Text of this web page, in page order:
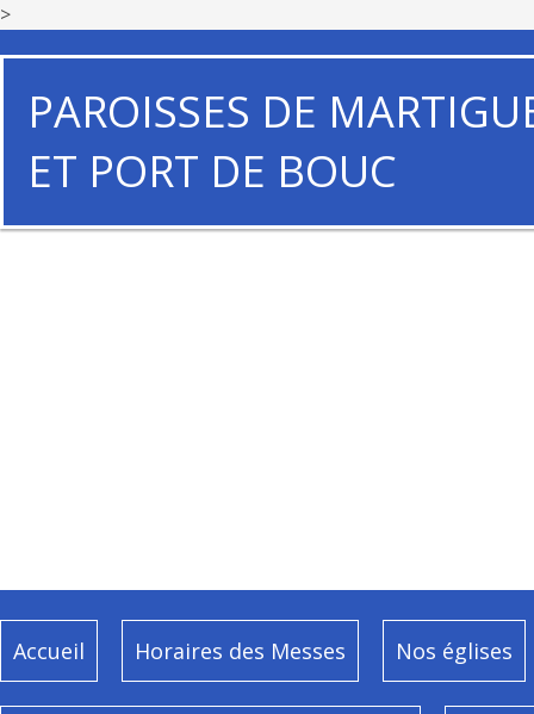
>
PAROISSES DE
ET PORT DE BOUC
Accueil Horaires des Messes Nos églises